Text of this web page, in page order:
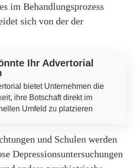
im Behandlungsprozess
sich von der der
Ihr Advertorial
bietet Unternehmen die
ihre Botschaft direkt im
Umfeld zu platzieren
und Schulen werden
Depressionsuntersuchungen